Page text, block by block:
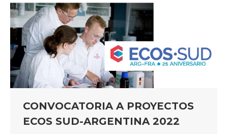
CONVOCATORIA A PROYECTOS
ECOS SUD-ARGENTINA 2022